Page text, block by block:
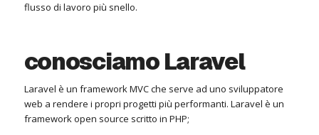
flusso di lavoro più snello.
conosciamo Laravel
Laravel è un framework MVC che serve ad uno sviluppatore
web a rendere i propri progetti più performanti. Laravel è un
framework open source scritto in PHP;